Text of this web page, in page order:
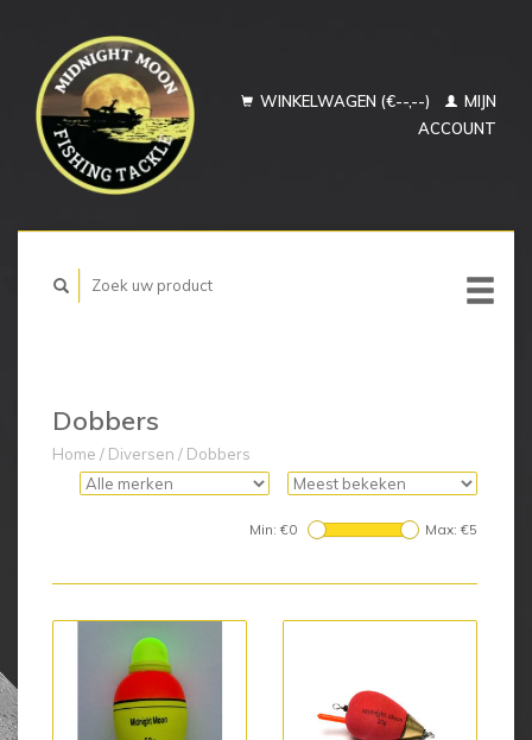
WINKELWAGEN (€--,--)
MIJN
ACCOUNT
Dobbers
Home / Diversen / Dobbers
Min: €0 Max: €5